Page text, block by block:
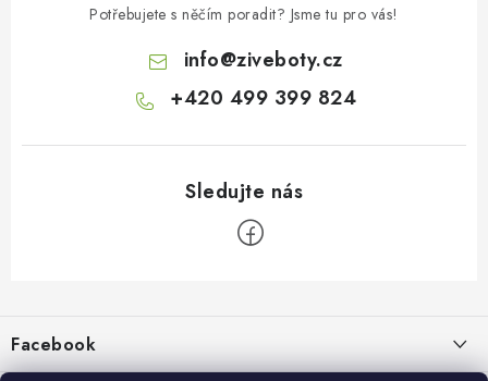
Potřebujete s něčím poradit? Jsme tu pro vás!
info@ziveboty.cz
+420 499 399 824
a
Facebook